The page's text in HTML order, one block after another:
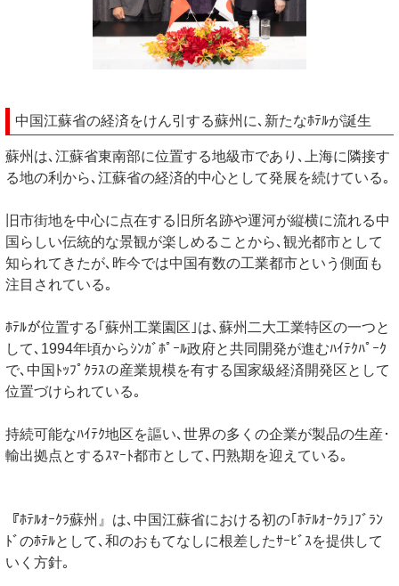
中国江蘇省の経済をけん引する蘇州に､新たなﾎﾃﾙが誕生
蘇州は､江蘇省東南部に位置する地級市であり､上海に隣接す
る地の利から､江蘇省の経済的中心として発展を続けている｡
旧市街地を中心に点在する旧所名跡や運河が縦横に流れる中
国らしい伝統的な景観が楽しめることから､観光都市として
知られてきたが､昨今では中国有数の工業都市という側面も
注目されている｡
ﾎﾃﾙが位置する｢蘇州工業園区｣は､蘇州二大工業特区の一つと
して､1994年頃からｼﾝｶﾞﾎﾟｰﾙ政府と共同開発が進むﾊｲﾃｸﾊﾟｰｸ
で､中国ﾄｯﾌﾟｸﾗｽの産業規模を有する国家級経済開発区として
位置づけられている｡
持続可能なﾊｲﾃｸ地区を謳い､世界の多くの企業が製品の生産･
輸出拠点とするｽﾏｰﾄ都市として､円熟期を迎えている｡
『ﾎﾃﾙｵｰｸﾗ蘇州』は､中国江蘇省における初の｢ﾎﾃﾙｵｰｸﾗ｣ﾌﾞﾗﾝ
ﾄﾞのﾎﾃﾙとして､和のおもてなしに根差したｻｰﾋﾞｽを提供して
いく方針｡